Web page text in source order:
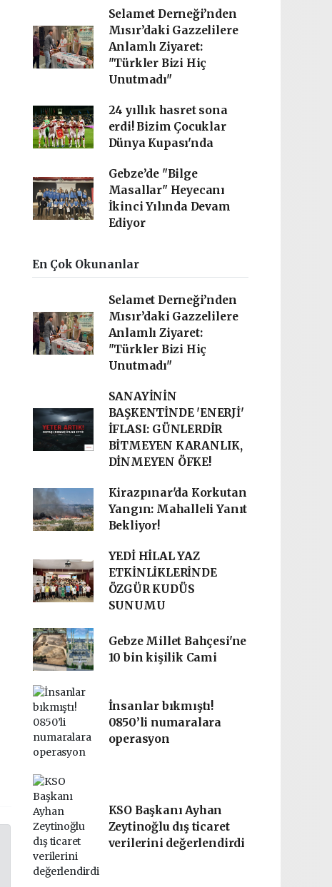
Selamet Derneği’nden
Mısır’daki Gazzelilere
Anlamlı Ziyaret:
"Türkler Bizi Hiç
Unutmadı"
24 yıllık hasret sona
erdi! Bizim Çocuklar
Dünya Kupası'nda
Gebze’de "Bilge
Masallar" Heyecanı
İkinci Yılında Devam
Ediyor
En Çok Okunanlar
Selamet Derneği’nden
Mısır’daki Gazzelilere
Anlamlı Ziyaret:
"Türkler Bizi Hiç
Unutmadı"
SANAYİNİN
BAŞKENTİNDE 'ENERJİ'
İFLASI: GÜNLERDİR
BİTMEYEN KARANLIK,
DİNMEYEN ÖFKE!
Kirazpınar'da Korkutan
Yangın: Mahalleli Yanıt
Bekliyor!
YEDİ HİLAL YAZ
ETKİNLİKLERİNDE
ÖZGÜR KUDÜS
SUNUMU
Gebze Millet Bahçesi'ne
10 bin kişilik Cami
İnsanlar bıkmıştı!
0850’li numaralara
operasyon
KSO Başkanı Ayhan
Zeytinoğlu dış ticaret
verilerini değerlendirdi